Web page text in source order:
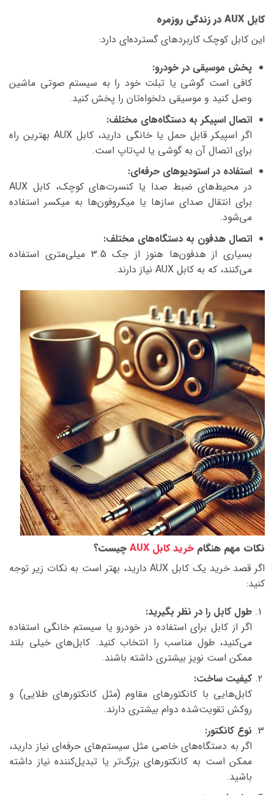
کابل AUX در زندگی روزمره
این کابل کوچک کاربردهای گسترده‌ای دارد:
پخش موسیقی در خودرو:
کافی است گوشی یا تبلت خود را به سیستم صوتی ماشین
وصل کنید و موسیقی دلخواه‌تان را پخش کنید.
اتصال اسپیکر به دستگاه‌های مختلف:
اگر اسپیکر قابل حمل یا خانگی دارید، کابل AUX بهترین راه
برای اتصال آن به گوشی یا لپ‌تاپ است.
استفاده در استودیوهای حرفه‌ای:
در محیط‌های ضبط صدا یا کنسرت‌های کوچک، کابل AUX
برای انتقال صدای سازها یا میکروفون‌ها به میکسر استفاده
می‌شود.
اتصال هدفون به دستگاه‌های مختلف:
بسیاری از هدفون‌ها هنوز از جک 3.5 میلی‌متری استفاده
می‌کنند، که به کابل AUX نیاز دارند.
نکات مهم هنگام خرید کابل AUX
چیست؟
اگر قصد خرید یک کابل AUX دارید، بهتر است به نکات زیر توجه
کنید:
طول کابل را در نظر بگیرید:
اگر از کابل برای استفاده در خودرو یا سیستم خانگی استفاده
می‌کنید، طول مناسب را انتخاب کنید. کابل‌های خیلی بلند
ممکن است نویز بیشتری داشته باشند.
کیفیت ساخت:
کابل‌هایی با کانکتورهای مقاوم (مثل کانکتورهای طلایی) و
روکش تقویت‌شده دوام بیشتری دارند.
نوع کانکتور:
اگر به دستگاه‌های خاصی مثل سیستم‌های حرفه‌ای نیاز دارید،
ممکن است به کانکتورهای بزرگ‌تر یا تبدیل‌کننده نیاز داشته
باشید.